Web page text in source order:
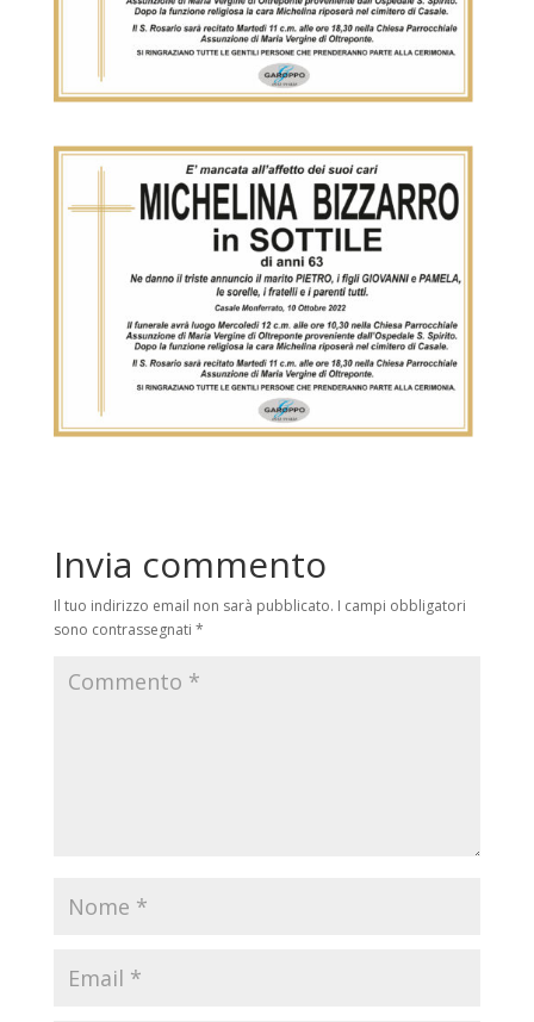
Invia commento
Il tuo indirizzo email non sarà pubblicato. I campi obbligatori
sono contrassegnati *